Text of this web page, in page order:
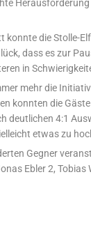
die Stolle-
dass es zur
in
mehr die
konnten die
deutlichen 4:1
etwas zu
Gegner
Ebler 2,